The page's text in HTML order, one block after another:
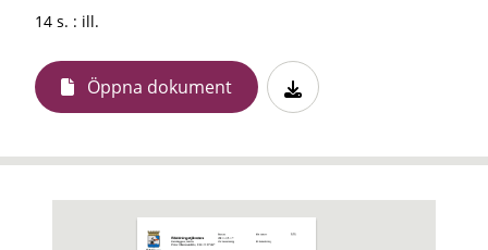
14 s. : ill.
Öppna dokument